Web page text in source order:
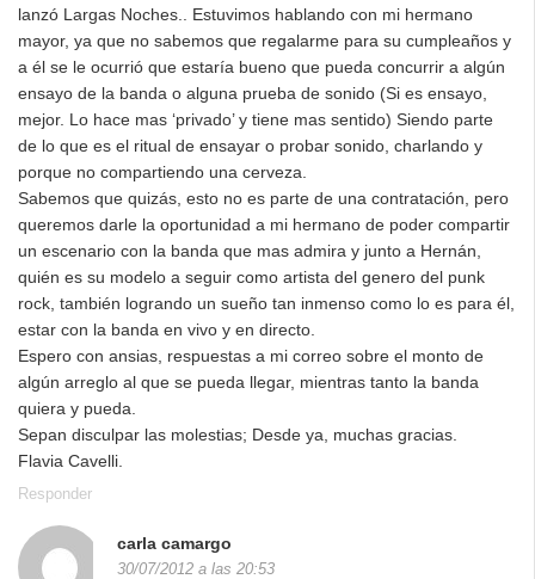
lanzó Largas Noches.. Estuvimos hablando con mi hermano
mayor, ya que no sabemos que regalarme para su cumpleaños y
a él se le ocurrió que estaría bueno que pueda concurrir a algún
ensayo de la banda o alguna prueba de sonido (Si es ensayo,
mejor. Lo hace mas ‘privado’ y tiene mas sentido) Siendo parte
de lo que es el ritual de ensayar o probar sonido, charlando y
porque no compartiendo una cerveza.
Sabemos que quizás, esto no es parte de una contratación, pero
queremos darle la oportunidad a mi hermano de poder compartir
un escenario con la banda que mas admira y junto a Hernán,
quién es su modelo a seguir como artista del genero del punk
rock, también logrando un sueño tan inmenso como lo es para él,
estar con la banda en vivo y en directo.
Espero con ansias, respuestas a mi correo sobre el monto de
algún arreglo al que se pueda llegar, mientras tanto la banda
quiera y pueda.
Sepan disculpar las molestias; Desde ya, muchas gracias.
Flavia Cavelli.
Responder
carla camargo
30/07/2012 a las 20:53